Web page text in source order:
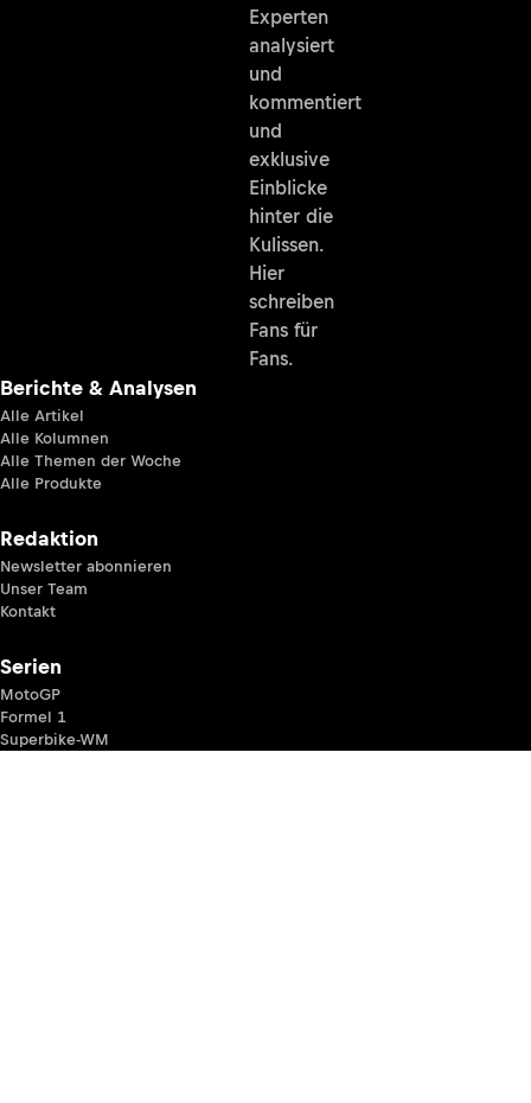
Experten
analysiert
und
kommentiert
und
exklusive
Einblicke
hinter die
Kulissen.
Hier
schreiben
Fans für
Fans.
Berichte & Analysen
Alle Artikel
Alle Kolumnen
Alle Themen der Woche
Alle Produkte
Redaktion
Newsletter abonnieren
Unser Team
Kontakt
Serien
MotoGP
Formel 1
Superbike-WM